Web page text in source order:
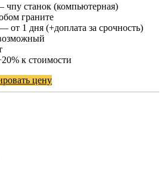
станок (компьютерная)
граните
от 1 дня (+доплата за срочность)
к стоимости
цену